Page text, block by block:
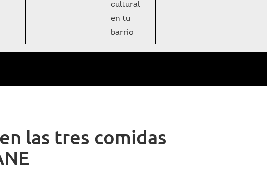
cultural
en tu
barrio
las tres comidas